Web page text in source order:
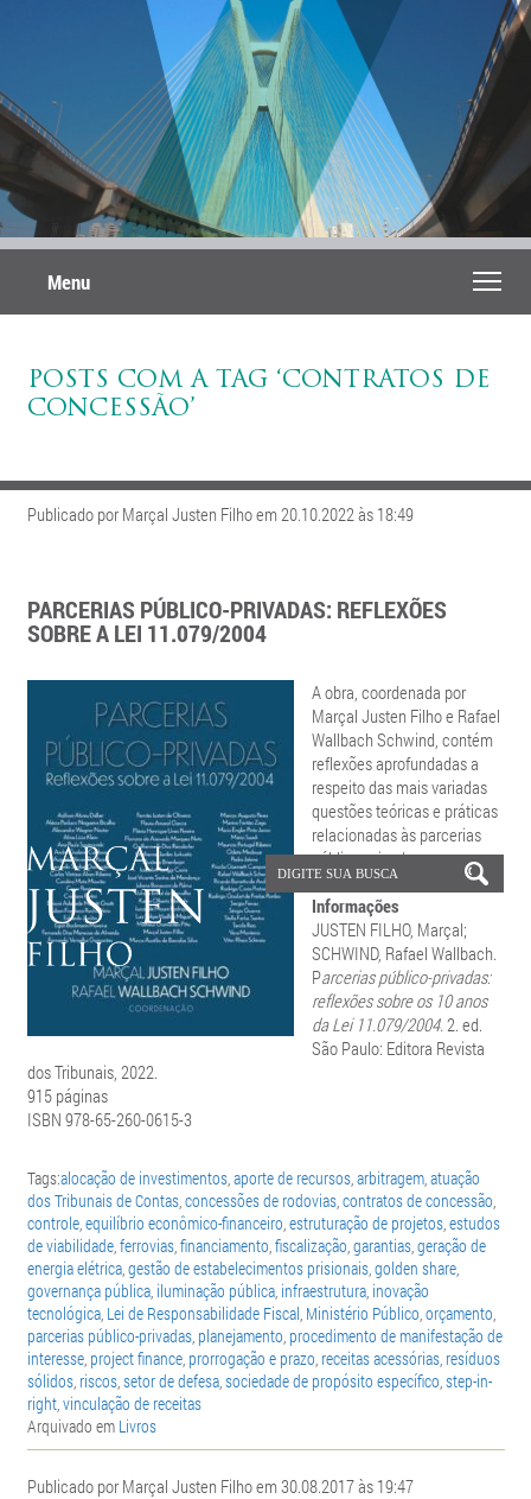
Menu
POSTS COM A TAG ‘CONTRATOS DE
CONCESSÃO’
Publicado por Marçal Justen Filho em 20.10.2022 às 18:49
PARCERIAS PÚBLICO-PRIVADAS: REFLEXÕES
SOBRE A LEI 11.079/2004
A obra, coordenada por
Marçal Justen Filho e Rafael
Wallbach Schwind, contém
reflexões aprofundadas a
respeito das mais variadas
questões teóricas e práticas
relacionadas às parcerias
público-privadas.
Informações
JUSTEN FILHO, Marçal;
SCHWIND, Rafael Wallbach.
Parcerias público-privadas:
reflexões sobre os 10 anos
da Lei 11.079/2004. 2. ed.
São Paulo: Editora Revista
dos Tribunais, 2022.
915 páginas
ISBN 978-65-260-0615-3
Tags:alocação de investimentos,aporte de recursos,arbitragem,atuação
dos Tribunais de Contas,concessões de rodovias,contratos de concessão,
controle,equilíbrio econômico-financeiro,estruturação de projetos,estudos
de viabilidade,ferrovias,financiamento,fiscalização,garantias,geração de
energia elétrica,gestão de estabelecimentos prisionais,golden share,
governança pública, iluminação pública, infraestrutura, inovação
tecnológica, Lei de Responsabilidade Fiscal, Ministério Público,orçamento,
parcerias público-privadas, planejamento, procedimento de manifestação de
interesse, project finance, prorrogação e prazo, receitas acessórias, resíduos
sólidos, riscos,setor de defesa,sociedade de propósito específico,step-in-
right,vinculação de receitas
Arquivado em Livros
Publicado por Marçal Justen Filho em 30.08.2017 às 19:47